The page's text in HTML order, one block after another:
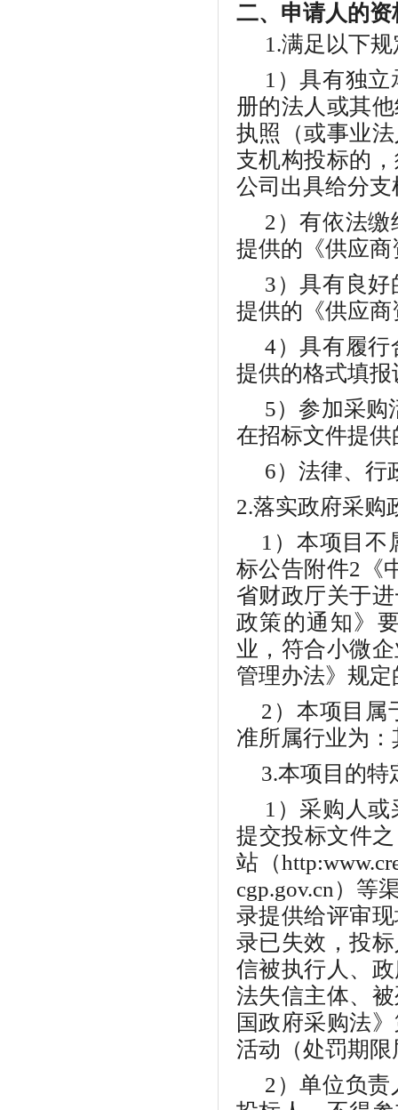
二、申请人的资
1.满足以下
1）具有独
册的法人或其
执照（或事业
支机构投标的
公司出具给分
2）有依法
提供的《供应
3）具有良
提供的《供应
4）具有履行
提供的格式填
5）参加采购
在招标文件提
6）法律、行
2.落实政府采购
1）本项目不
标公告附件2《
省财政厅关于
政策的通知》
业，符合小微
管理办法》规
2）本项目属
准所属行业为：
3.本项目的特
1）采购人
提交投标文件
站（
cgp.gov.cn）等
录提供给评审
录已失效，投
信被执行人、
法失信主体、
国政府采购法
活动（处罚期
2）单位负